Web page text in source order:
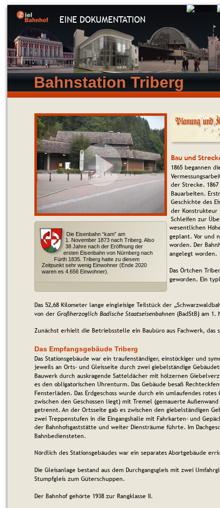
EINE DOKUMENTATION
Bau und
1865 begannen
der Strecke.
Bauarbeiten.
Geschichte des
der
Schleifen zur
wesentlichen
geplant. Vor und
worden. Der
angelegt worden.
Das Örtchen
geworden. Ein
Das 52,68 Kilometer lange eingleisige Teilstück der
von der Großherzoglich Badische Staatseisenbahnen (BadStB) am 1.
Zunächst erhielt die Betriebsstelle ein Baubüro aus Fachwerk, das
Das Empfangsgebäude Triberg
Das Stationsgebäude war ein traufenständiger, einstöckiger und
jeweils an Orts- und Gleisseite durch zwei giebelständige
Bauwerk durch auskragende Satteldächer mit hölzernen
es den obligatorischen Uhrenturm. Das Gebäude besaß
Fensterläden. Das Erdgeschoss wurde durch ein umlaufendes rotes
zwischen den Geschossen liegt) mit Tremel (gemauerte
getrennt. An der Ortsseite gab es zwischen den giebelständigen
zwei Treppenstufen in die Eingangshalle mit Fahrkarten- und
der Bahnhofsgaststätte und weiter Diensträume führte. Im
Bahnbediensteten.
Nördlich des Stationsgebäudes war ein separates Abortgebäude
Die Gleisanlage bestand aus dem Durchgangsgleis mit zwei
Stumpfgleis zum Güterschuppen.
Der Bahnhof gehörte 1938 zur Rangklasse II.
Die Eisenbahn “kam” am
1. November 1873 nach Triberg. Also
38 Jahre nach der Eröffnung der
ersten Eisenbahn von Nürnberg nach
Fürth 1835. Triberg hatte zu diesem
Zeitpunkt sehr wenig Einwohner (Ende 2020
waren es 4.656 Einwohner).
Bahnstation Triberg